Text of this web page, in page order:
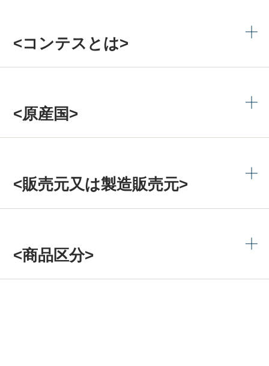
<コンテスとは>
<原産国>
<販売元又は製造販売元>
<商品区分>